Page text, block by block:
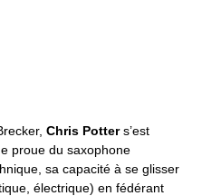
Chris Potters’est
proue du saxophone
sa capacité à se glisser
électrique) en fédérant